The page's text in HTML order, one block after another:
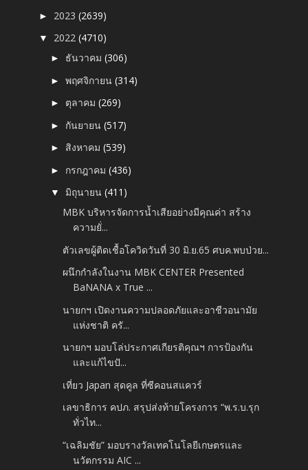
► 2023(2639)
▼ 2022(4710)
► ธันวาคม(306)
►พฤศจิกายน(314)
► ตุลาคม(269)
► กันยายน(517)
► สิงหาคม(539)
► กรกฎาคม(436)
▼ มิถุนายน(411)
MBK บริหารจัดการน้ำเสียอย่างมีคุณค่า สร้าง
ความยั่...
ตัวเลขผู้ติดเชื้อโควิดวันที่ 30 มิ.ย.65 ศบค.พบป่วย...
ผนึกกำลังในงาน MBK CENTER Presented
BaNANA x True ...
นายกฯ เปิดงานความปลอดภัยและอาชีวอนามัย
แห่งชาติ ครั...
นายกฯ มอบโล่ประกาศเกียรติคุณฯ การป้องกัน
และแก้ไขปั...
เที่ยว Japan สุดคูล ที่ซีคอนสแควร์
เลขาธิการ คปภ. สรุปส่งท้ายโครงการ “พ.ร.บ.รุก
ทั่วไท...
“เฉลิมชัย” มอบรางวัลเทคโนโลยีเกษตรและ
นวัตกรรม AIC ...